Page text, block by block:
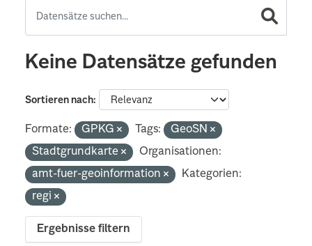
Keine Datensätze gefunden
Sortieren nach
Formate: GPKG Tags:
GeoSN
Stadtgrundkarte
Organisationen:
amt-fuer-geoinformation
Kategorien:
regi
Ergebnisse filtern